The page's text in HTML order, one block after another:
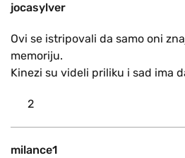
jocasylver
Ovi se istripovali da samo oni
memoriju.
Kinezi su videli priliku i sad ima
2
milance1